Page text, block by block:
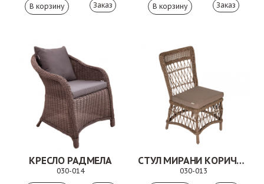
Заказ Заказ
КРЕСЛО РАДМЕЛА
030-014
СТУЛ МИРАНИ КОРИЧНЕВЫЙ
030-013